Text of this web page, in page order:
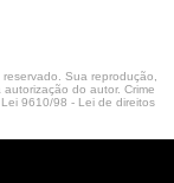
Sua reprodução,
do autor. Crime
Lei 9610/98 - Lei de direitos